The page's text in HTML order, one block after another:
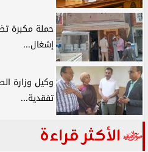
إشغال...
وكيل وزارة
تفقدية...
الأكثر قراءة